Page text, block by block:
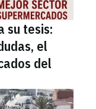
su tesis:
el
del